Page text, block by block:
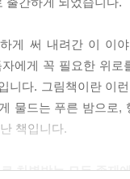
게 써 내려간 이 이
에게 꼭 필요한 위
니다. 그림책이란 이
물드는 푸른 밤으로
책입니다.
차별받는 모든 존재